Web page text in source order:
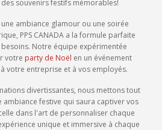
souvenirs festifs mémorables!
ambiance glamour ou une soirée
PPS CANADA a la formule parfaite
Notre équipe expérimentée
votre party de Noël en un événement
votre entreprise et à vos employés.
divertissantes, nous mettons tout
festive qui saura captiver vos
dans l'art de personnaliser chaque
unique et immersive à chaque